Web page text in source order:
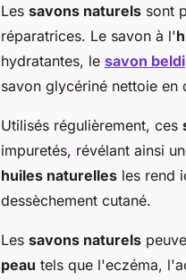
Les savons naturels sont
réparatrices. Le savon à l'
hydratantes, le savon beldi
savon glycériné nettoie en
Utilisés régulièrement, ces
impuretés, révélant ainsi
huiles naturelles les rend
dessèchement cutané.
Les savons naturels
peau tels que l'eczéma,